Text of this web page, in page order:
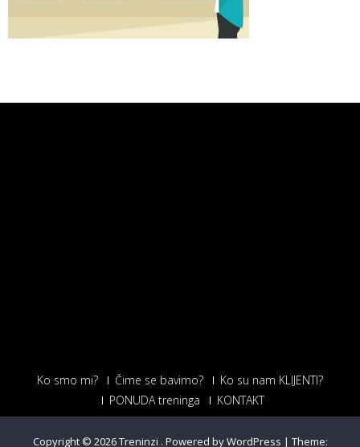
Ko smo mi? Čime se bavimo?
Ko su nam KLIJENTI?
PONUDA treninga
KONTAKT
Copyright © 2026Treninzi . Powered by WordPress | Theme: